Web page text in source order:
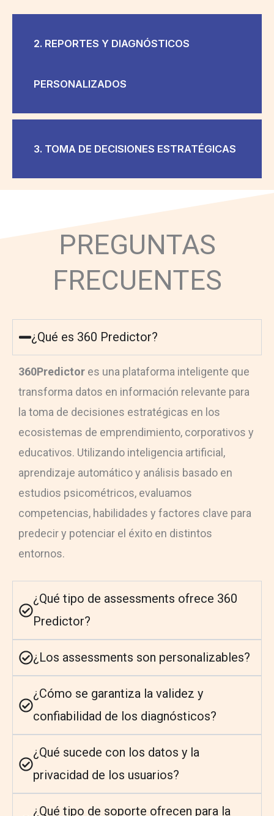
2. REPORTES Y DIAGNÓSTICOS
PERSONALIZADOS
3. TOMA DE DECISIONES ESTRATÉGICAS
PREGUNTAS
FRECUENTES
¿Qué es 360 Predictor?
360Predictor es una plataforma inteligente que
transforma datos en información relevante para
la toma de decisiones estratégicas en los
ecosistemas de emprendimiento, corporativos y
educativos. Utilizando inteligencia artificial,
aprendizaje automático y análisis basado en
estudios psicométricos, evaluamos
competencias, habilidades y factores clave para
predecir y potenciar el éxito en distintos
entornos.
¿Qué tipo de assessments ofrece 360
Predictor?
¿Los assessments son personalizables?
¿Cómo se garantiza la validez y
confiabilidad de los diagnósticos?
¿Qué sucede con los datos y la
privacidad de los usuarios?
¿Qué tipo de soporte ofrecen para la